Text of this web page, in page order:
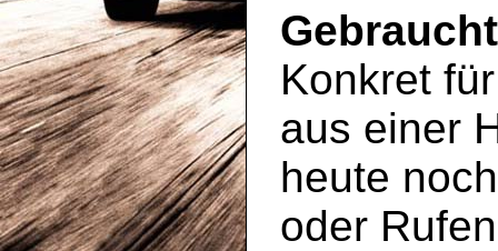
Konkret
aus einer
heute
oder